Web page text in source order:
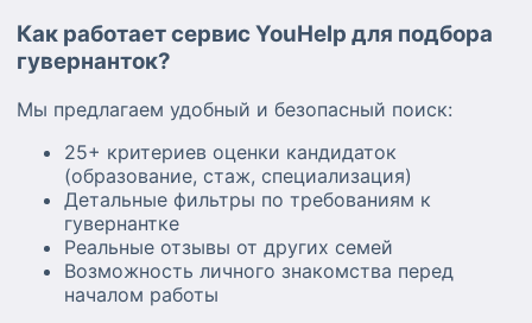
Как работает сервис YouHelp для подбора
гувернанток?
Мы предлагаем удобный и безопасный поиск:
25+ критериев оценки кандидаток
(образование, стаж, специализация)
Детальные фильтры по требованиям к
гувернантке
Реальные отзывы от других семей
Возможность личного знакомства перед
началом работы